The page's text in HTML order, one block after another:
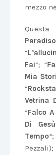
mezzo
Paradiso
“
Fai“; “
Mia
“
Vetrina
“Falco A
Di Gesù
Tempo